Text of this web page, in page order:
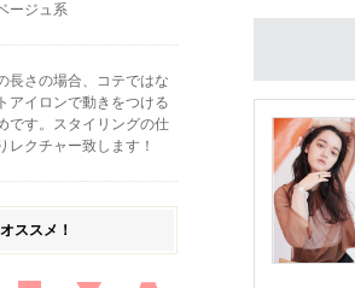
ージュ系
長さの場合、コテではな
アイロンで動きをつける
です。スタイリングの仕
レクチャー致します！
ススメ！